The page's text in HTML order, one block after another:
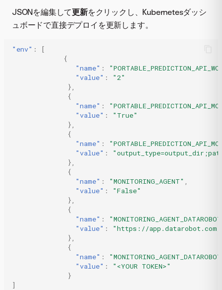
JSONを編集して更新をクリックし、Kubernetesダッシ
ュボードで直接デプロイを更新します。
"env" :
[
{
"name" :
"value" :
"2"
},
{
"name" :
"value" :
"True"
},
{
"name" :
"value" :
},
{
"name" : "MONITORING_AGENT" ,
"value" :
"False"
},
{
"name" :
"value" :
"https://
},
{
"name" :
"value" :
"<YOUR TOKEN>"
}
]